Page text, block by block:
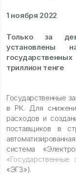
1 ноября 2022
Только за
установлены
триллион тенге
Государственные
в РК. Для
расходов и
поставщиков в
система
«Государственные
«ЭГЗ»).